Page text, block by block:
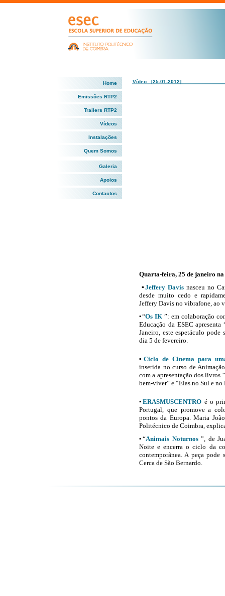
Home
Emissões RTP2
Trailers RTP2
Vídeos
Instalações
Quem Somos
Galeria
Apoios
Contactos
Vídeo : [25-01-2012]
Quarta-feira, 25 de janeiro
▪ Jeffery Davis nasceu no
desde muito cedo e
Jeffery Davis no vibrafone, ao
▪“Os IK”: em colaboração
Educação da ESEC
Janeiro, este espetáculo
dia 5 de fevereiro.
▪ Ciclo de Cinema para
inserida no curso de
com a apresentação dos livros
bem-viver” e “Elas no Sul e no
▪ERASMUSCENTRO é o
Portugal, que promove a
pontos da Europa. Maria
Politécnico de Coimbra,
▪“Animais Noturnos”, de
Noite e encerra o ciclo da
contemporânea. A peça
Cerca de São Bernardo.